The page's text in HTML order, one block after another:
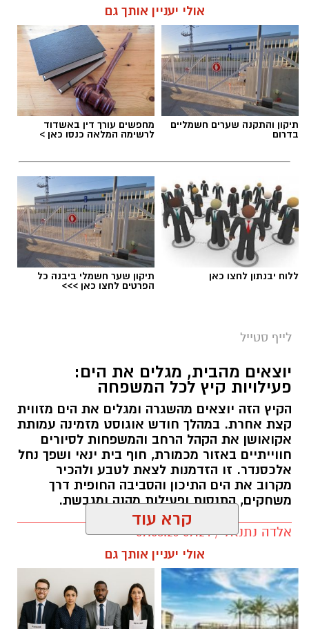
אולי יעניין אותך גם
תיקון והתקנה שערים חשמליים
בדרום
מחפשים עורך דין באשדוד
לרשימה המלאה כנסו כאן >
ללוח יבנתון לחצו כאן תיקון שער חשמלי ביבנה כל
הפרטים לחצו כאן >>>
לייף סטייל
יוצאים מהבית, מגלים את הים:
פעילויות קיץ לכל המשפחה
הקיץ הזה יוצאים מהשגרה ומגלים את הים מזווית
קצת אחרת. במהלך חודש אוגוסט מזמינה עמותת
אקואושן את הקהל הרחב והמשפחות לסיורים
חווייתיים באזור מכמורת, חוף בית ינאי ושפך נחל
אלכסנדר. זו הזדמנות לצאת לטבע ולהכיר
מקרוב את הים התיכון והסביבה החופית דרך
משחקים, התנסות ופעילות מהנה ומגבשת.
אלדה נתנאל / 09:24 07.08.26
קרא עוד
אולי יעניין אותך גם